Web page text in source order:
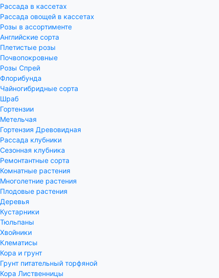
Рассада в кассетах
Рассада овощей в кассетах
Розы в ассортименте
Английские сорта
Плетистые розы
Почвопокровные
Розы Спрей
Флорибунда
Чайногибридные сорта
Шраб
Гортензии
Метельчая
Гортензия Древовидная
Рассада клубники
Сезонная клубника
Ремонтантные сорта
Комнатные растения
Многолетние растения
Плодовые растения
Деревья
Кустарники
Тюльпаны
Хвойники
Клематисы
Кора и грунт
Грунт питательный торфяной
Кора Лиственницы